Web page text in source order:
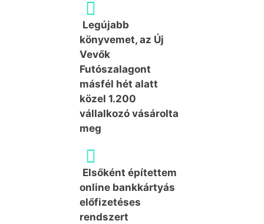
Legújabb
könyvemet, az Új
Vevők
Futószalagont
másfél hét alatt
közel 1.200
vállalkozó vásárolta
meg
Elsőként építettem
online bankkártyás
előfizetéses
rendszert